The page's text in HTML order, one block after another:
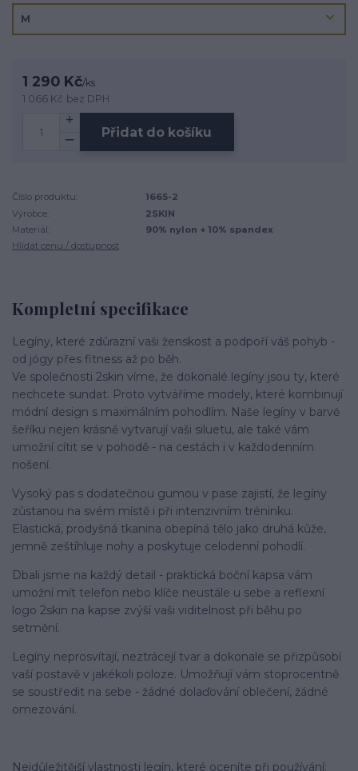
1 290 Kč/ks
1 066 Kč bez DPH
Přidat do košíku
Číslo produktu:
1665-2
Výrobce:
2SKIN
Materiál:
90% nylon + 10% spandex
Hlídat cenu / dostupnost
Kompletní specifikace
Legíny, které zdůrazní vaši ženskost a podpoří váš pohyb -
od jógy přes fitness až po běh.
Ve společnosti 2skin víme, že dokonalé legíny jsou ty, které
nechcete sundat. Proto vytváříme modely, které kombinují
módní design s maximálním pohodlím. Naše legíny v barvě
šeříku nejen krásně vytvarují vaši siluetu, ale také vám
umožní cítit se v pohodě - na cestách i v každodenním
nošení.
Vysoký pas s dodatečnou gumou v pase zajistí, že legíny
zůstanou na svém místě i při intenzivním tréninku.
Elastická, prodyšná tkanina obepíná tělo jako druhá kůže,
jemně zeštíhluje nohy a poskytuje celodenní pohodlí.
Dbali jsme na každý detail - praktická boční kapsa vám
umožní mít telefon nebo klíče neustále u sebe a reflexní
logo 2skin na kapse zvýší vaši viditelnost při běhu po
setmění.
Legíny neprosvítají, neztrácejí tvar a dokonale se přizpůsobí
vaší postavě v jakékoli poloze. Umožňují vám stoprocentně
se soustředit na sebe - žádné dolaďování oblečení, žádné
omezování.
Nejdůležitější vlastnosti legín, které oceníte při používání: